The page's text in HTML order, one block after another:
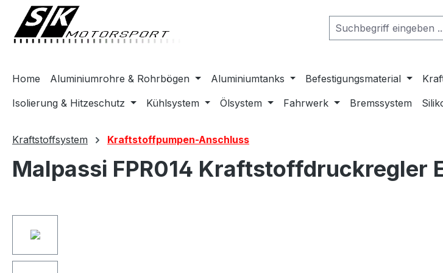
Zur Hauptnavigation springen
Home Aluminiumrohre & Rohrbögen Aluminiumtanks Befestigungsmaterial
Isolierung & Hitzeschutz
Kühlsystem Ölsystem Fahrwerk Bremssystem
Kraftstoffsystem Kraftstoffpumpen-Anschluss
Malpassi FPR014 Kraftstoffdruckregler